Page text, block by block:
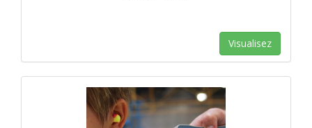
Visualisez